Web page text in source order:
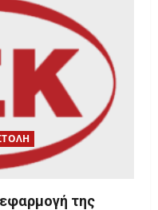
της